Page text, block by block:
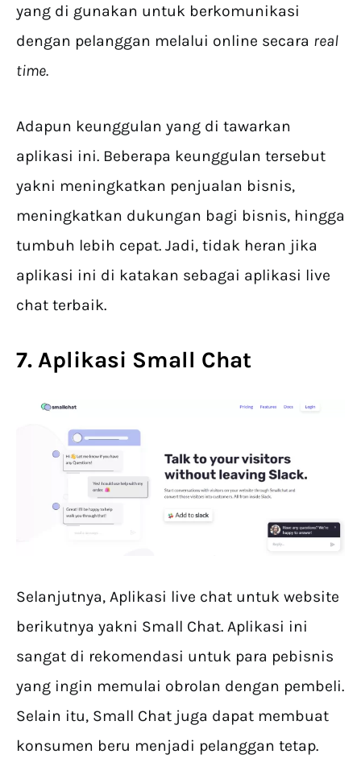
yang di gunakan untuk berkomunikasi
dengan pelanggan melalui online secara real
time.
Adapun keunggulan yang di tawarkan
aplikasi ini. Beberapa keunggulan tersebut
yakni meningkatkan penjualan bisnis,
meningkatkan dukungan bagi bisnis, hingga
tumbuh lebih cepat. Jadi, tidak heran jika
aplikasi ini di katakan sebagai aplikasi live
chat terbaik.
7. Aplikasi Small Chat
Selanjutnya, Aplikasi live chat untuk website
berikutnya yakni Small Chat. Aplikasi ini
sangat di rekomendasi untuk para pebisnis
yang ingin memulai obrolan dengan pembeli.
Selain itu, Small Chat juga dapat membuat
konsumen beru menjadi pelanggan tetap.